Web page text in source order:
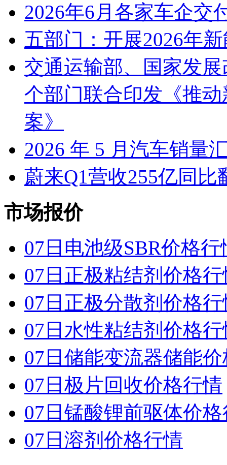
2026年6月各家车企交
五部门：开展2026年
交通运输部、国家发
个部门联合印发《推
案》
2026 年 5 月汽车销量
蔚来Q1营收255亿同
市场报价
07日电池级SBR价格行
07日正极粘结剂价格行
07日正极分散剂价格行
07日水性粘结剂价格行
07日储能变流器储能
07日极片回收价格行情
07日锰酸锂前驱体价
07日溶剂价格行情